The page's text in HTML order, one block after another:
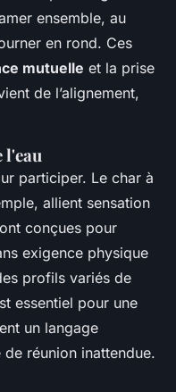
ensemble, au
en rond. Ces
mutuelle et la prise
de l’alignement,
l'eau
participer. Le char à
allient sensation
conçues pour
exigence physique
profils variés de
essentiel pour une
un langage
réunion inattendue.